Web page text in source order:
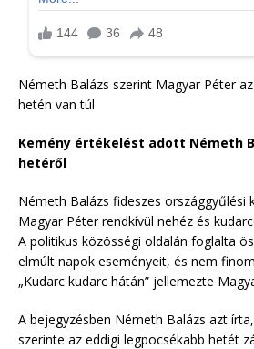
Németh Balázs szerint Magyar Péter
hetén van túl
Kemény értékelést adott Németh
hetéről
Németh Balázs fideszes országgyűlési
Magyar Péter rendkívül nehéz és
A politikus közösségi oldalán foglalta
elmúlt napok eseményeit, és nem
„Kudarc kudarc hátán” jellemezte
A bejegyzésben Németh Balázs azt
szerinte az eddigi legpocsékabb hetét